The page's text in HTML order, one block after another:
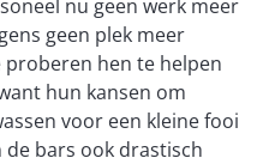
nu geen werk meer
geen plek meer
proberen hen te helpen
hun kansen om
voor een kleine fooi
bars ook drastisch